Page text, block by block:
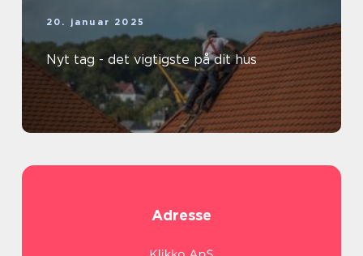
20. januar 2025
Nyt tag - det vigtigste på dit hus
Adresse